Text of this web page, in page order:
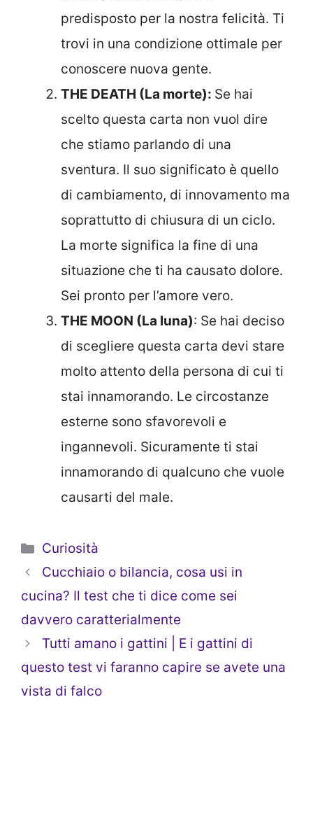
predisposto per la nostra felicità. Ti
trovi in una condizione ottimale per
conoscere nuova gente.
THE DEATH (La morte): Se hai
scelto questa carta non vuol dire
che stiamo parlando di una
sventura. Il suo significato è quello
di cambiamento, di innovamento ma
soprattutto di chiusura di un ciclo.
La morte significa la fine di una
situazione che ti ha causato dolore.
Sei pronto per l’amore vero.
THE MOON (La luna): Se hai deciso
di scegliere questa carta devi stare
molto attento della persona di cui ti
stai innamorando. Le circostanze
esterne sono sfavorevoli e
ingannevoli. Sicuramente ti stai
innamorando di qualcuno che vuole
causarti del male.
Categorie
Curiosità
Cucchiaio o bilancia, cosa usi in
cucina? Il test che ti dice come sei
davvero caratterialmente
Tutti amano i gattini | E i gattini di
questo test vi faranno capire se avete una
vista di falco